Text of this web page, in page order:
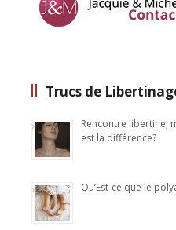
Trucs de
Rencontre libertine,
est la différence?
Qu’Est-ce que le